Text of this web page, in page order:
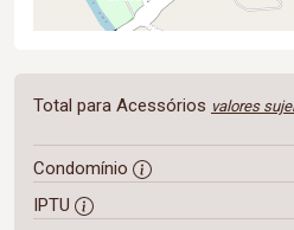
Total para Acessórios valores
Condomínio
IPTU